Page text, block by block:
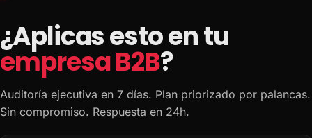
¿Aplicas esto en tu
empresa B2B?
Auditoría ejecutiva en 7 días. Plan priorizado por palancas.
Sin compromiso. Respuesta en 24h.